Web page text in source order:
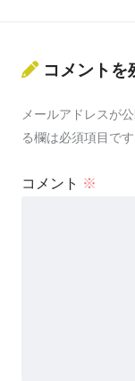
コメントを
メールアドレスが
る欄は必須項目です
コメント ※